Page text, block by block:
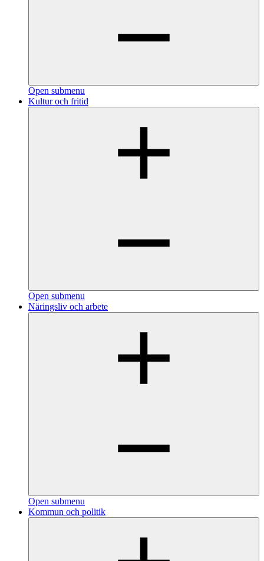
Open submenu
Kultur och fritid
Open submenu
Näringsliv och arbete
Open submenu
Kommun och politik